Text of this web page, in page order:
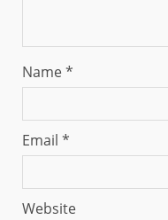
Name*
Email *
Website